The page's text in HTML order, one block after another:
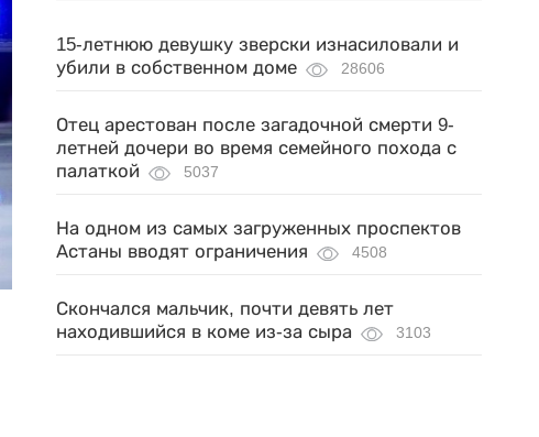
15-летнюю девушку зверски изнасиловали и
убили в собственном доме
28606
Отец арестован после загадочной смерти 9-
летней дочери во время семейного похода с
палаткой
5037
На одном из самых загруженных проспектов
Астаны вводят ограничения
4508
Скончался мальчик, почти девять лет
находившийся в коме из-за сыра
3103